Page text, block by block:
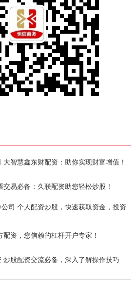
智慧鑫东财配资：助你实现财富增值！
易必备：久联配资助您轻松炒股！
司 个人配资炒股，快速获取资金，投资
资，您信赖的杠杆开户专家！
炒股配资交流必备，深入了解操作技巧